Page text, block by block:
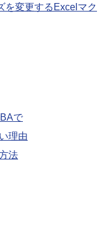
を変更するExcelマク
で
理由
法